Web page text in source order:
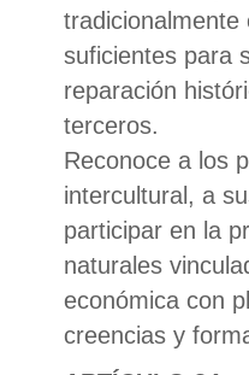
suficientes para
reparación
terceros.
Reconoce a los
intercultural, a
participar en la
naturales
económica con
creencias y